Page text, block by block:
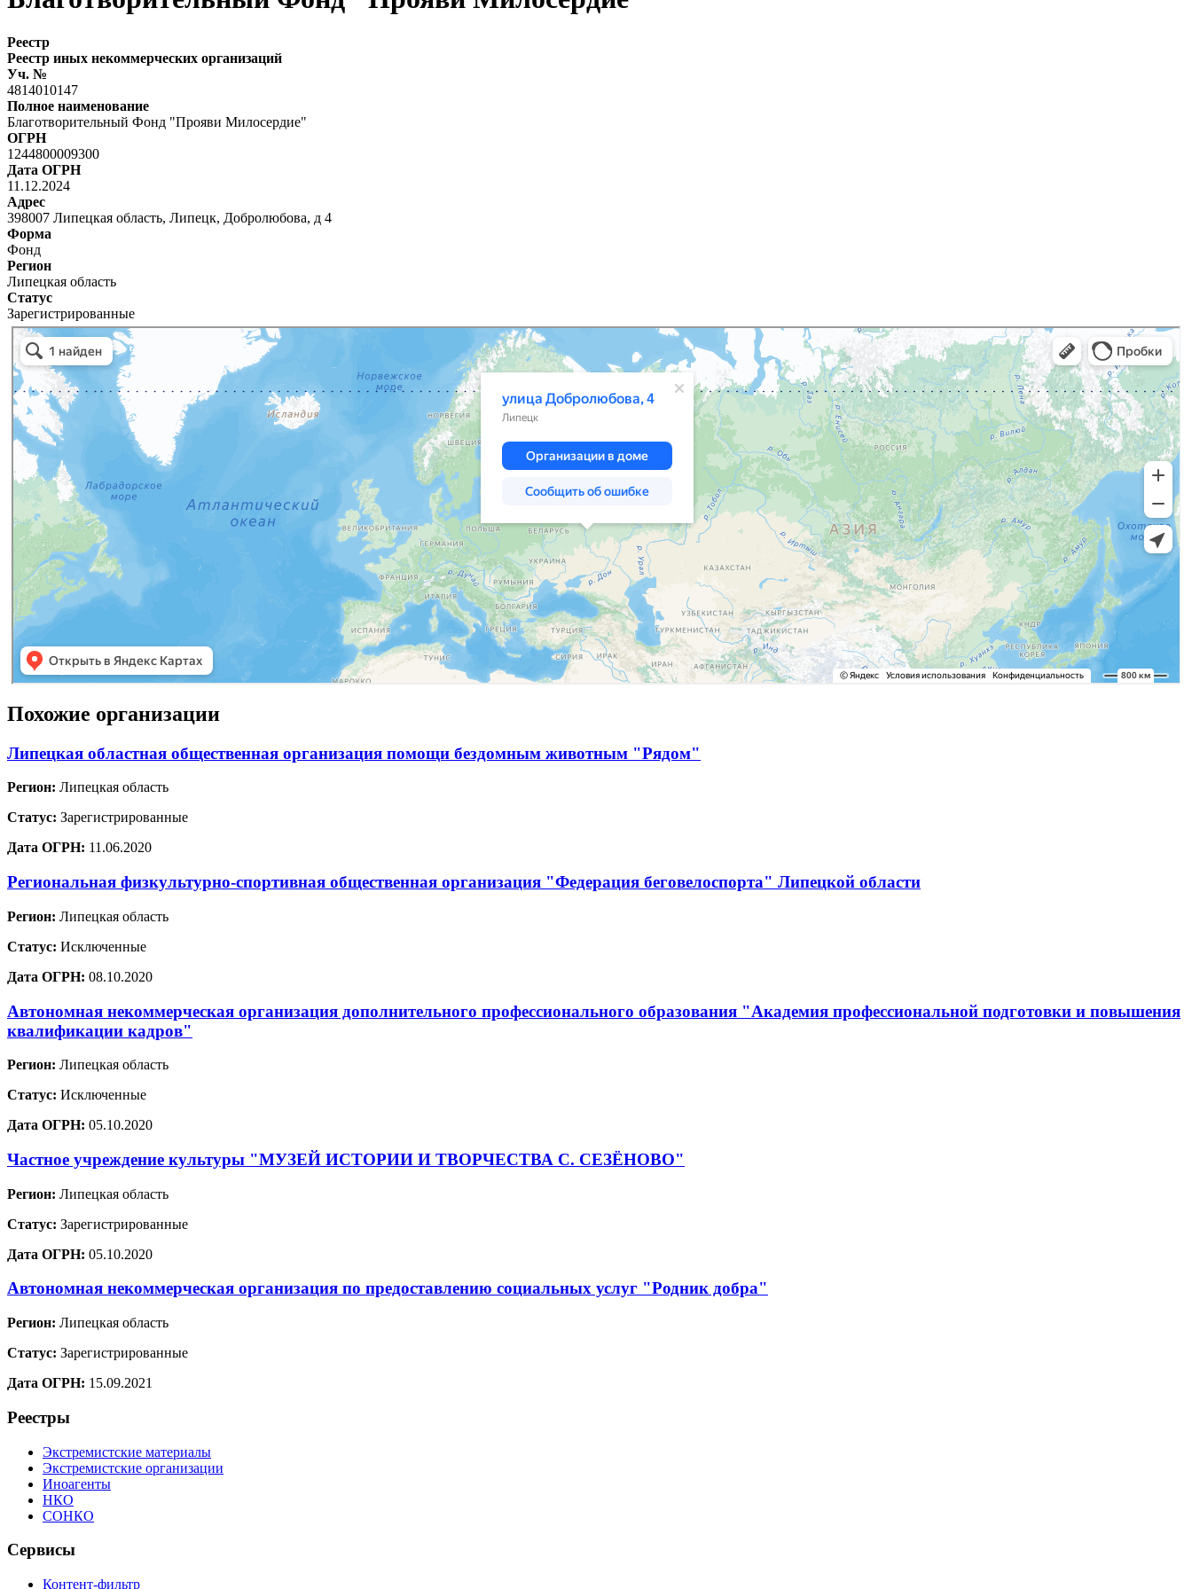
Реестр
Реестр иных некоммерческих организаций
Уч. №
4814010147
Полное наименование
Благотворительный Фонд "Прояви Милосердие"
ОГРН
1244800009300
Дата ОГРН
11.12.2024
Адрес
398007 Липецкая область, Липецк, Добролюбова, д 4
Форма
Фонд
Регион
Липецкая область
Статус
Зарегистрированные
Похожие организации
Липецкая областная общественная организация помощи бездомным животным "Рядом"
Регион: Липецкая область
Статус: Зарегистрированные
Дата ОГРН: 11.06.2020
Региональная физкультурно-спортивная общественная организация "Федерация беговелоспорта" Липецкой области
Регион: Липецкая область
Статус: Исключенные
Дата ОГРН: 08.10.2020
Автономная некоммерческая организация дополнительного профессионального образования "Академия профессиональной подготовки и повышения
квалификации кадров"
Регион: Липецкая область
Статус: Исключенные
Дата ОГРН: 05.10.2020
Частное учреждение культуры "МУЗЕЙ ИСТОРИИ И ТВОРЧЕСТВА С. СЕЗЁНОВО"
Регион: Липецкая область
Статус: Зарегистрированные
Дата ОГРН: 05.10.2020
Автономная некоммерческая организация по предоставлению социальных услуг "Родник добра"
Регион: Липецкая область
Статус: Зарегистрированные
Дата ОГРН: 15.09.2021
Реестры
Экстремистские материалы
Экстремистские организации
Иноагенты
НКО
СОНКО
Сервисы
Контент-фильтр